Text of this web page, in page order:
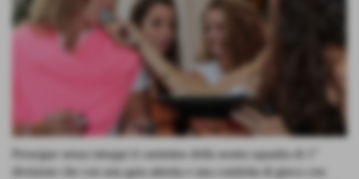
Prosegue senza intoppi il cammino della nostra squadra di 1°
divisione che con una gara attenta e una condotta di gioco con